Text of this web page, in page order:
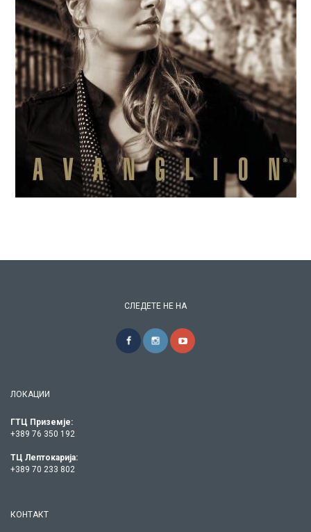
СЛЕДЕТЕ НЕ НА
ЛОКАЦИИ
ГТЦ Приземје:
+389 76 350 192
ТЦ Лептокарија:
+389 70 233 802
КОНТАКТ